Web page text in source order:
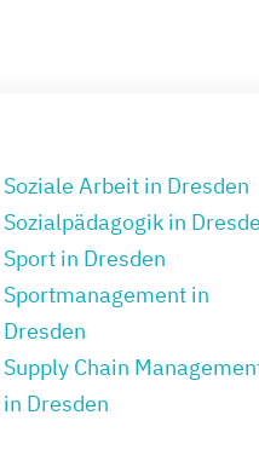
Soziale Arbeit in Dresden
Sozialpädagogik in
Sport in Dresden
Sportmanagement in
Dresden
Supply Chain
in Dresden